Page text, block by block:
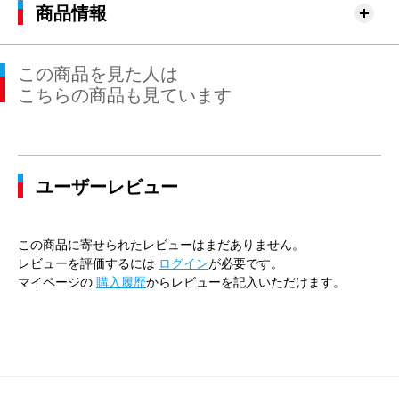
商品情報
この商品を見た人は
こちらの商品も見ています
ユーザーレビュー
この商品に寄せられたレビューはまだありません。
レビューを評価するには ログインが必要です。
マイページの 購入履歴からレビューを記入いただけます。